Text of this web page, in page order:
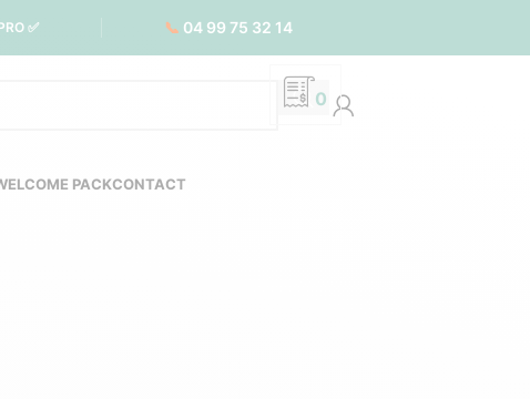
✅ 📞 04 99 75 32 14
0
PACKCONTACT
hôtels